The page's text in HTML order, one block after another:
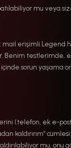
mu veya
mail erişimli Legend
Benim testlerimde,
sorun yaşama
(telefon, ek e-
kaldırırım”
mu, onu